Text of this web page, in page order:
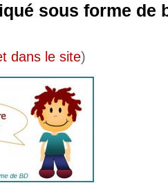
sous forme de
dans le site)